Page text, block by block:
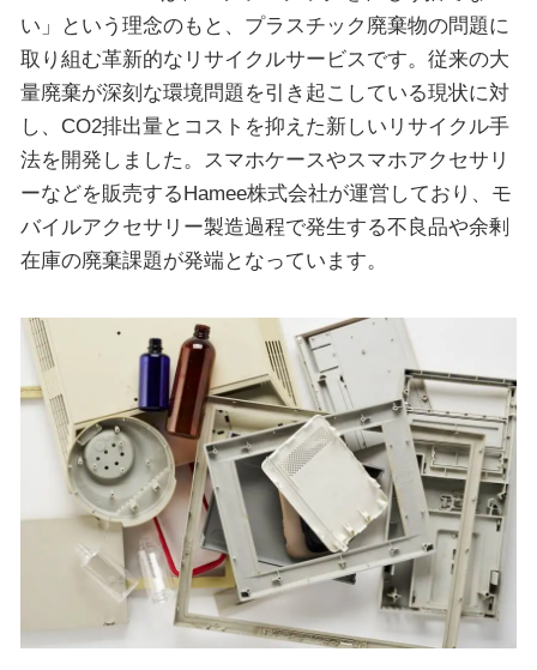
い」という理念のもと、プラスチック廃棄物の問題に
取り組む革新的なリサイクルサービスです。従来の大
量廃棄が深刻な環境問題を引き起こしている現状に対
し、CO2排出量とコストを抑えた新しいリサイクル手
法を開発しました。スマホケースやスマホアクセサリ
ーなどを販売するHamee株式会社が運営しており、モ
バイルアクセサリー製造過程で発生する不良品や余剰
在庫の廃棄課題が発端となっています。